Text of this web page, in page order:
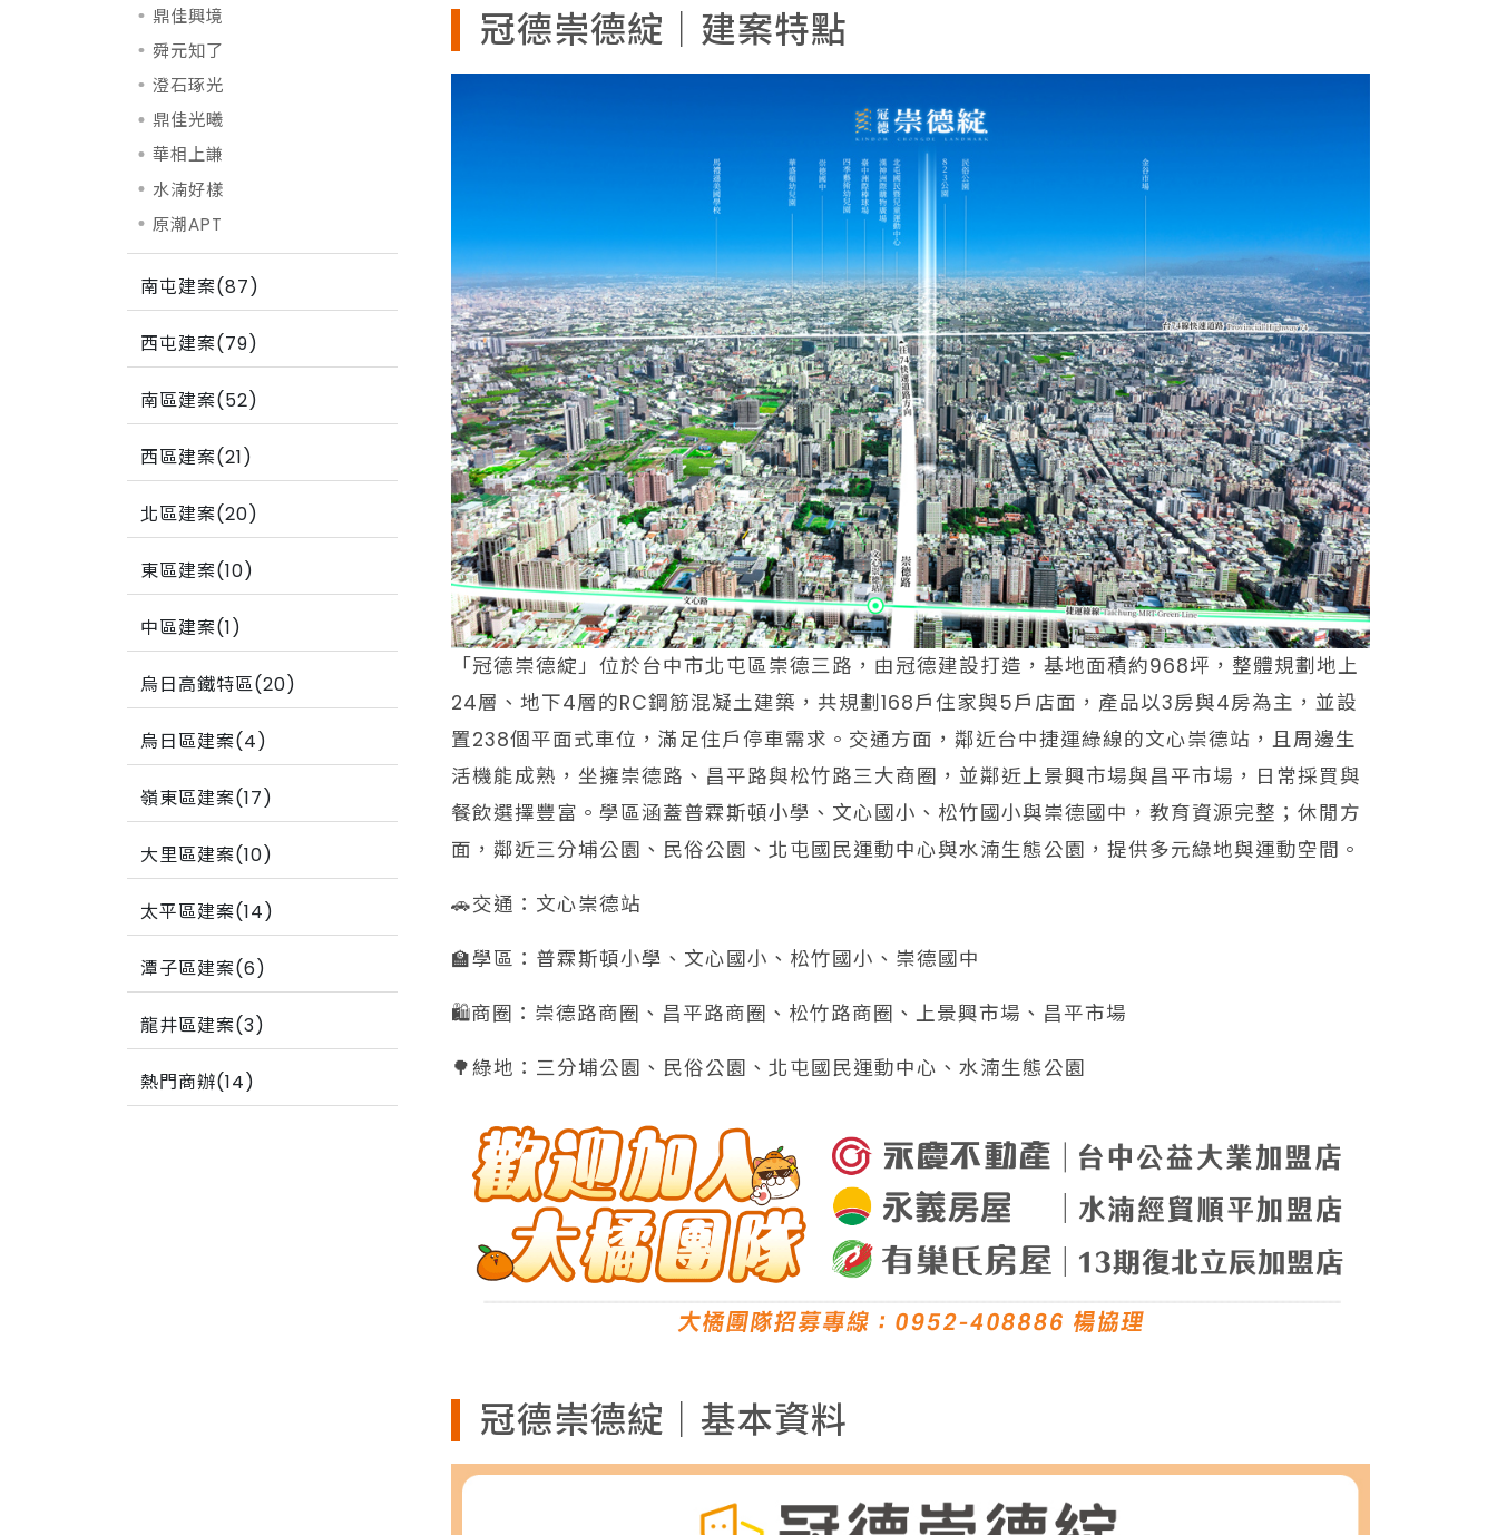
鼎佳興境
舜元知了
澄石琢光
鼎佳光曦
華相上謙
水湳好樣
原潮APT
南屯建案(87)
西屯建案(79)
南區建案(52)
西區建案(21)
北區建案(20)
東區建案(10)
中區建案(1)
烏日高鐵特區(20)
烏日區建案(4)
嶺東區建案(17)
大里區建案(10)
太平區建案(14)
潭子區建案(6)
龍井區建案(3)
熱門商辦(14)
冠德崇德綻｜建案特點
「冠德崇德綻」位於台中市北屯區崇德三路，由冠德建設打造，基地面積約968坪，整體規劃地上
24層、地下4層的RC鋼筋混凝土建築，共規劃168戶住家與5戶店面，產品以3房與4房為主，並設
置238個平面式車位，滿足住戶停車需求。交通方面，鄰近台中捷運綠線的文心崇德站，且周邊生
活機能成熟，坐擁崇德路、昌平路與松竹路三大商圈，並鄰近上景興市場與昌平市場，日常採買與
餐飲選擇豐富。學區涵蓋普霖斯頓小學、文心國小、松竹國小與崇德國中，教育資源完整；休閒方
面，鄰近三分埔公園、民俗公園、北屯國民運動中心與水湳生態公園，提供多元綠地與運動空間。
🚗交通：文心崇德站
🏫學區：普霖斯頓小學、文心國小、松竹國小、崇德國中
🛍️商圈：崇德路商圈、昌平路商圈、松竹路商圈、上景興市場、昌平市場
🌳綠地：三分埔公園、民俗公園、北屯國民運動中心、水湳生態公園
冠德崇德綻｜基本資料